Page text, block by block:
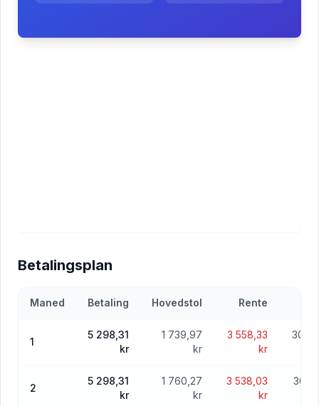
Betalingsplan
Maned Betaling Hovedstol Rente
1
5 298,31
kr
1 739,97
kr
3 558,33
kr
303
2
5 298,31
kr
1 760,27
kr
3 538,03
kr
301